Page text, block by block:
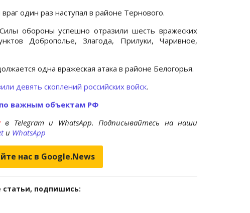
один раз наступал в районе Тернового.
обороны успешно отразили шесть вражеских
Доброполье, Злагода, Прилуки, Чаривное,
одна вражеская атака в районе Белогорья.
девять скоплений российских войск.
важным объектам РФ
в Telegram и WhatsApp. Подписывайтесь на наши
и WhatsApp
нас в Google.News
статьи, подпишись: